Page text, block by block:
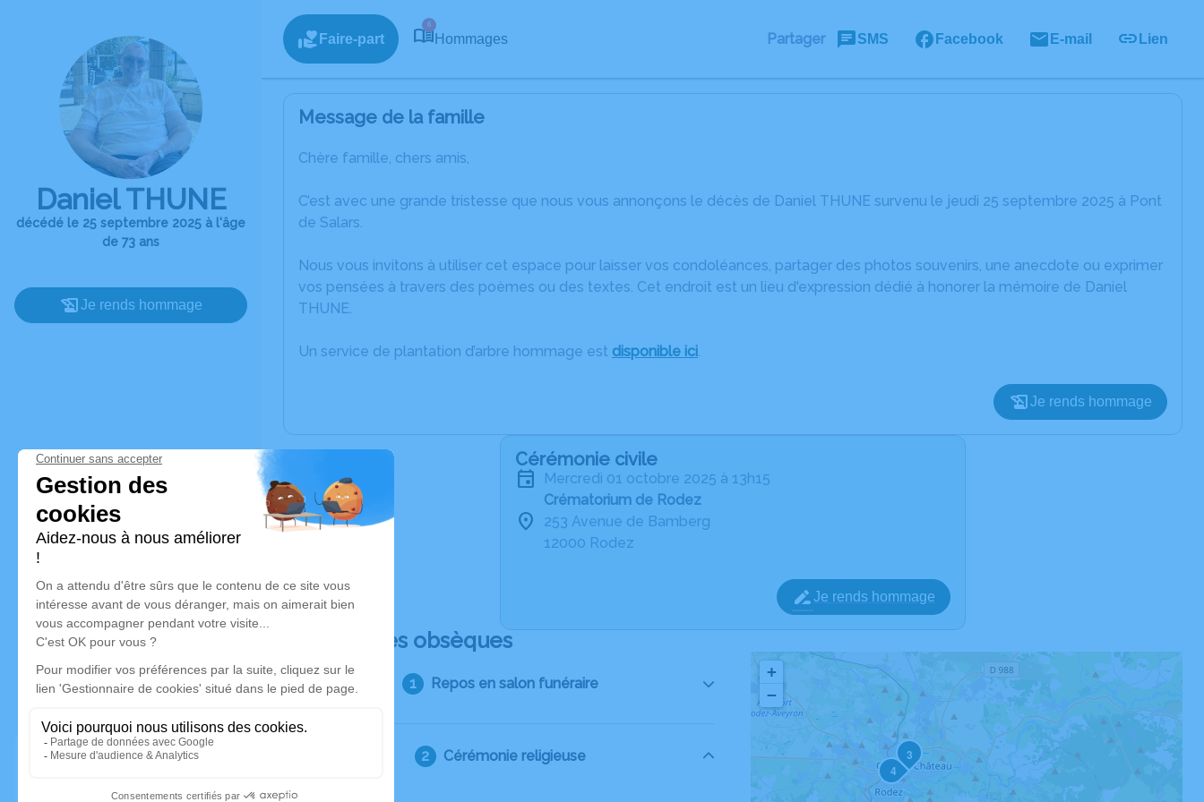
Daniel THUNE
décédé le 25 septembre 2025 à l'âge
de 73 ans
Je rends hommage
Faire-part
6
Hommages Partager SMS Facebook E-mail Lien
Message de la famille
Chère famille, chers amis,
C’est avec une grande tristesse que nous vous annonçons le décès de Daniel THUNE survenu le jeudi 25 septembre 2025 à Pont
de Salars.
Nous vous invitons à utiliser cet espace pour laisser vos condoléances, partager des photos souvenirs, une anecdote ou exprimer
vos pensées à travers des poèmes ou des textes. Cet endroit est un lieu d'expression dédié à honorer la mémoire de Daniel
THUNE.
Un service de plantation d’arbre hommage est disponible ici.
Je rends hommage
Cérémonie civile
mercredi 01 octobre 2025 à 13h15
Crématorium de Rodez
253 Avenue de Bamberg
12000 Rodez
Je rends hommage
Déroulé des obsèques
Repos en salon funéraire
Cérémonie religieuse
3
4
+
−